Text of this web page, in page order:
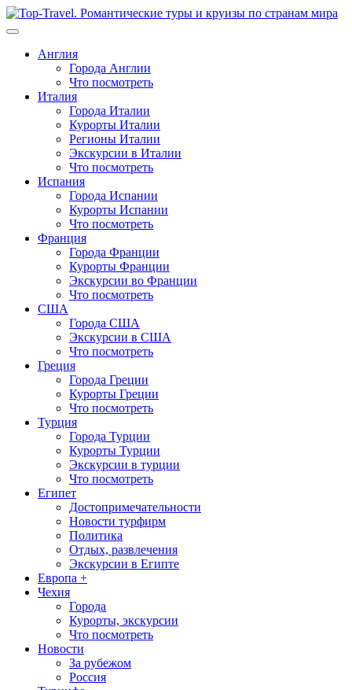
Перейти
к
Англия
Города Англии
Что посмотреть
Италия
Города Италии
Курорты Италии
Регионы Италии
Экскурсии в Италии
Что посмотреть
Испания
Города Испании
Курорты Испании
Что посмотреть
Франция
Города Франции
Курорты Франции
Экскурсии во Франции
Что посмотреть
США
Города США
Экскурсии в США
Что посмотреть
Греция
Города Греции
Курорты Греции
Что посмотреть
Турция
Города Турции
Курорты Турции
Экскурсии в турции
Что посмотреть
Египет
Достопримечательности
Новости турфирм
Политика
Отдых, развлечения
Экскурсии в Египте
Европа +
Чехия
Города
Курорты, экскурсии
Что посмотреть
Новости
За рубежом
Россия